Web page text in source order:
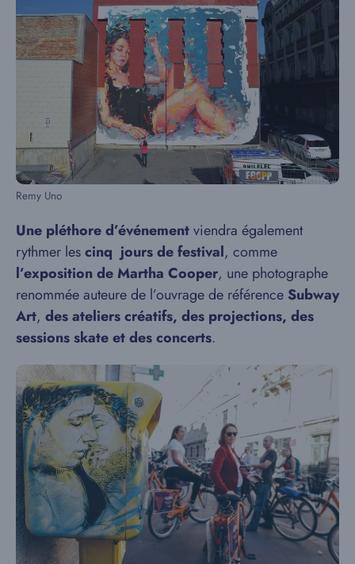
Remy Uno
Une pléthore d’événementviendra également
rythmer lescinq jours de festival, comme
l’exposition de Martha Cooper, une photographe
renommée auteure de l’ouvrage de référence Subway
Art, des ateliers créatifs, des projections, des
sessions skate et des concerts.